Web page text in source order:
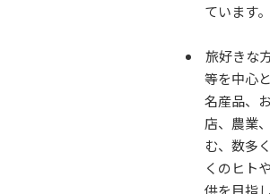
ています。
旅好きな
等を中心
名産品、
店、農業
む、数多
くのヒト